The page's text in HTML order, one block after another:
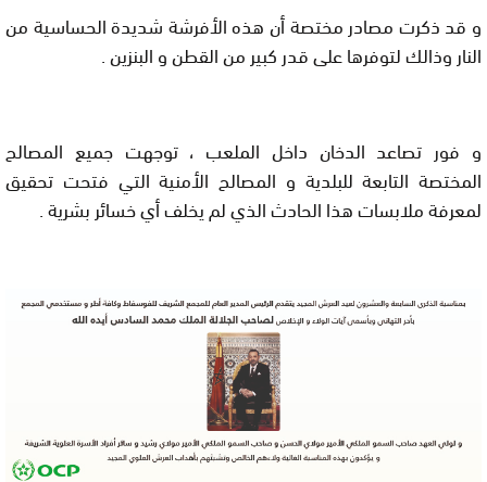
و قد ذكرت مصادر مختصة أن هذه الأفرشة شديدة الحساسية من
النار وذالك لتوفرها على قدر كبير من القطن و البنزين .
و فور تصاعد الدخان داخل الملعب ، توجهت جميع المصالح
المختصة التابعة للبلدية و المصالح الأمنية التي فتحت تحقيق
لمعرفة ملابسات هذا الحادث الذي لم يخلف أي خسائر بشرية .